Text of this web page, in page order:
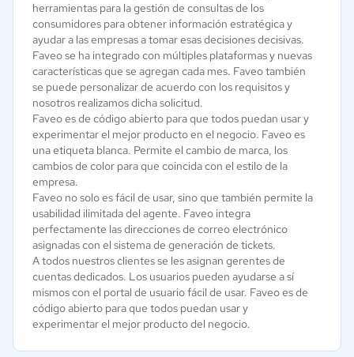
herramientas para la gestión de consultas de los
consumidores para obtener información estratégica y
ayudar a las empresas a tomar esas decisiones decisivas.
Faveo se ha integrado con múltiples plataformas y nuevas
características que se agregan cada mes. Faveo también
se puede personalizar de acuerdo con los requisitos y
nosotros realizamos dicha solicitud.
Faveo es de código abierto para que todos puedan usar y
experimentar el mejor producto en el negocio. Faveo es
una etiqueta blanca. Permite el cambio de marca, los
cambios de color para que coincida con el estilo de la
empresa.
Faveo no solo es fácil de usar, sino que también permite la
usabilidad ilimitada del agente. Faveo integra
perfectamente las direcciones de correo electrónico
asignadas con el sistema de generación de tickets.
A todos nuestros clientes se les asignan gerentes de
cuentas dedicados. Los usuarios pueden ayudarse a sí
mismos con el portal de usuario fácil de usar. Faveo es de
código abierto para que todos puedan usar y
experimentar el mejor producto del negocio.